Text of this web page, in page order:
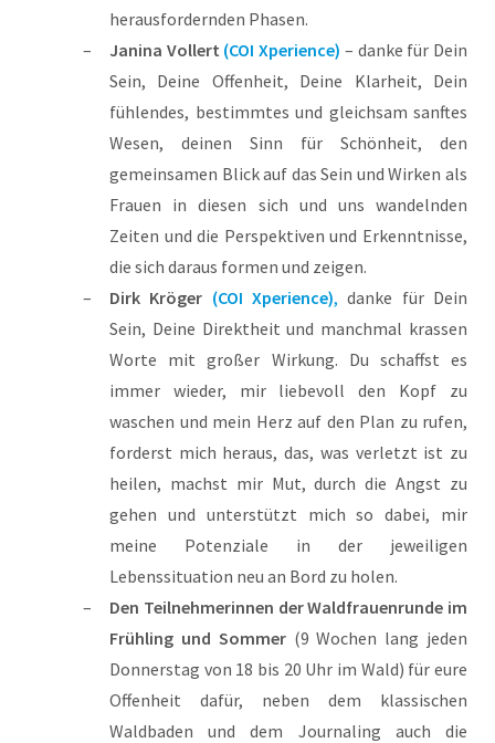
herausfordernden Phasen.
Janina Vollert (COI Xperience) – danke für Dein
Sein, Deine Offenheit, Deine Klarheit, Dein
fühlendes, bestimmtes und gleichsam sanftes
Wesen, deinen Sinn für Schönheit, den
gemeinsamen Blick auf das Sein und Wirken als
Frauen in diesen sich und uns wandelnden
Zeiten und die Perspektiven und Erkenntnisse,
die sich daraus formen und zeigen.
Dirk Kröger (COI Xperience), danke für Dein
Sein, Deine Direktheit und manchmal krassen
Worte mit großer Wirkung. Du schaffst es
immer wieder, mir liebevoll den Kopf zu
waschen und mein Herz auf den Plan zu rufen,
forderst mich heraus, das, was verletzt ist zu
heilen, machst mir Mut, durch die Angst zu
gehen und unterstützt mich so dabei, mir
meine Potenziale in der jeweiligen
Lebenssituation neu an Bord zu holen.
Den Teilnehmerinnen der Waldfrauenrunde im
Frühling und Sommer (9 Wochen lang jeden
Donnerstag von 18 bis 20 Uhr im Wald) für eure
Offenheit dafür, neben dem klassischen
Waldbaden und dem Journaling auch die